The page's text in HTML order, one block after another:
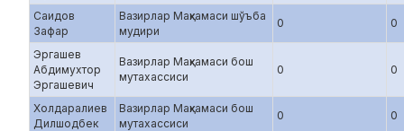
Саидов
Зафар
Вазирлар Маҳкамаси шўъба
мудири
0 0
Эргашев
Абдимухтор
Эргашевич
Вазирлар Маҳкамаси бош
мутахассиси
0 0
Холдаралиев
Дилшодбек
Вазирлар Маҳкамаси бош
мутахассиси
0 0